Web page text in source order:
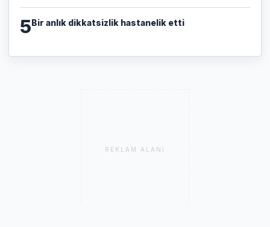
5Bir anlık dikkatsizlik hastanelik etti
REKLAM ALANI